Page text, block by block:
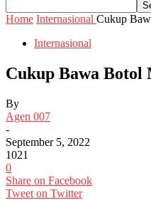
Home Internasional Cukup
Internasional
Cukup Bawa Botol
By
Agen 007
-
September 5, 2022
1021
0
Share on Facebook
Tweet on Twitter